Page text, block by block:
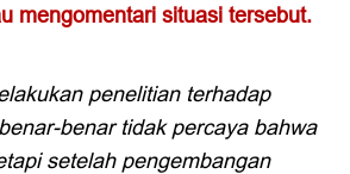
mengomentari situasi tersebut.
penelitian terhadap
benar tidak percaya bahwa
setelah pengembangan